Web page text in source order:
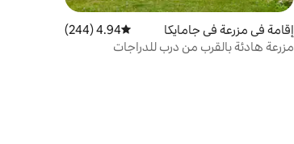
إقامة في مزرعة في جامايكا متوسط التقييم 4.94 من 5، 244 مراجعات
4.94 (244)
مزرعة هادئة بالقرب من درب للدراجات